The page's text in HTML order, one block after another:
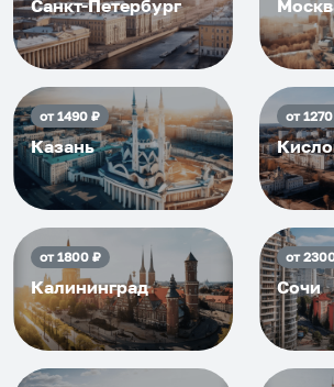
Санкт-Петербург
от1490₽
Казань
от1270
от1800₽
Калининград
от
Сочи